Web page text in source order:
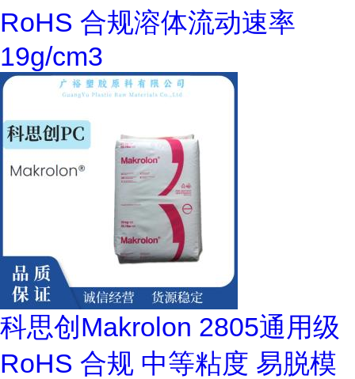
RoHS 合规溶体流动速率
19g/cm3
科思创Makrolon 2805通用级
RoHS 合规 中等粘度 易脱模